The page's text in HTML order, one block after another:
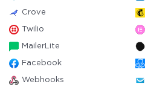
Crove
Twilio
MailerLite
Facebook
Webhooks